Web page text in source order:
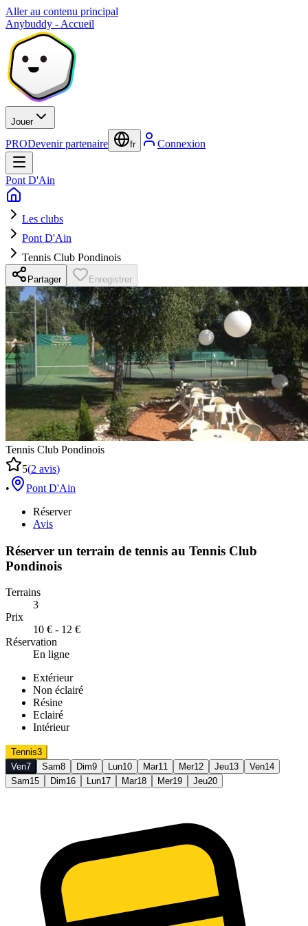
Aller au contenu principal
Anybuddy - Accueil
Jouer
PRODevenir partenaire fr Connexion
Pont D'Ain
Les clubs
Pont D'Ain
Tennis Club Pondinois
Partager Enregistrer
Tennis Club Pondinois
5(2 avis)
•
Pont D'Ain
Réserver
Avis
Réserver un terrain de tennis au Tennis Club
Pondinois
Terrains
3
Prix
10 € - 12 €
Réservation
En ligne
Extérieur
Non éclairé
Résine
Eclairé
Intérieur
Tennis3
Ven7 Sam8 Dim9 Lun10 Mar11 Mer12 Jeu13 Ven14
Sam15 Dim16 Lun17 Mar18 Mer19 Jeu20